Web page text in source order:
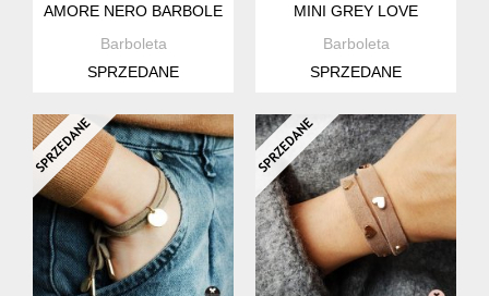
AMORE NERO BARBOLETA
Barboleta
SPRZEDANE
MINI GREY LOVE
Barboleta
SPRZEDANE